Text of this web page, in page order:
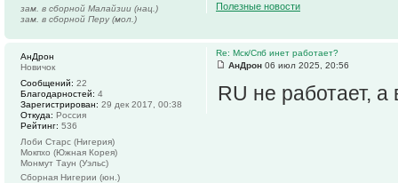
Полезные новости
зам. в сборной Малайзии (нац.)
зам. в сборной Перу (мол.)
Re: Мск/Спб инет работает?
АнДрон 06 июл 2025, 20:56
RU не работает, а
АнДрон
Новичок
Сообщений: 22
Благодарностей: 4
Зарегистрирован: 29 дек 2017, 00:38
Откуда: Россия
Рейтинг: 536
Лоби Старс (Нигерия)
Мокпхо (Южная Корея)
Монмут Таун (Уэльс)
Сборная Нигерии (юн.)